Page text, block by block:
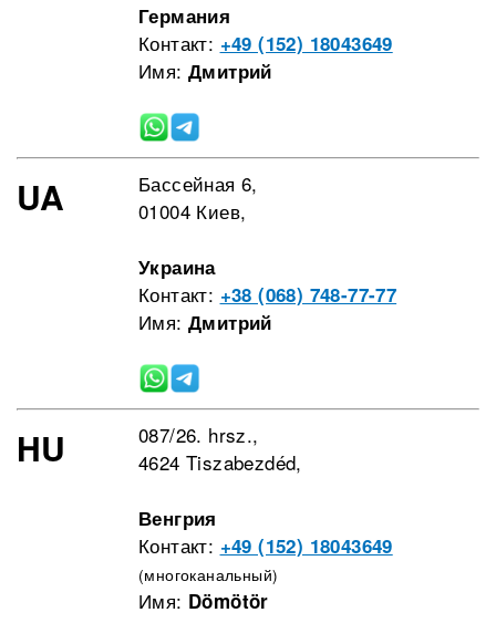
Германия
Контакт: +49 (152) 18043649
Имя: Дмитрий
UA
Бассейная 6,
01004 Киев,
Украина
Контакт: +38 (068) 748-77-77
Имя: Дмитрий
HU
087/26. hrsz.,
4624 Tiszabezdéd,
Венгрия
Контакт: +49 (152) 18043649
(многоканальный)
Имя: Dömötör